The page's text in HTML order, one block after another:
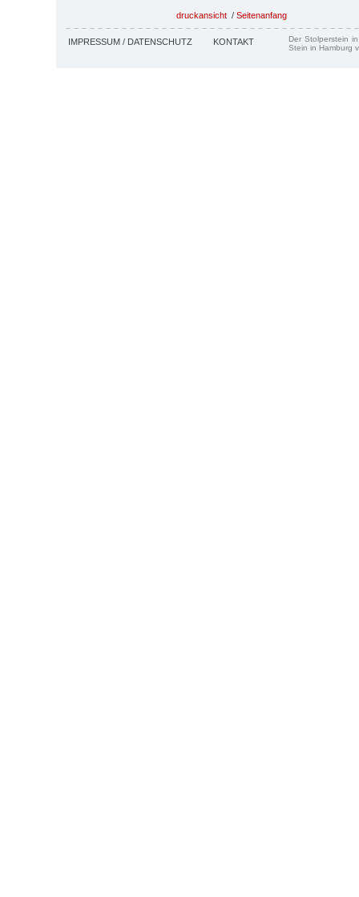
druckansicht / Seitenanfang
IMPRESSUM / DATENSCHUTZ KONTAKT
Der Stolperstein
Stein in Hamburg